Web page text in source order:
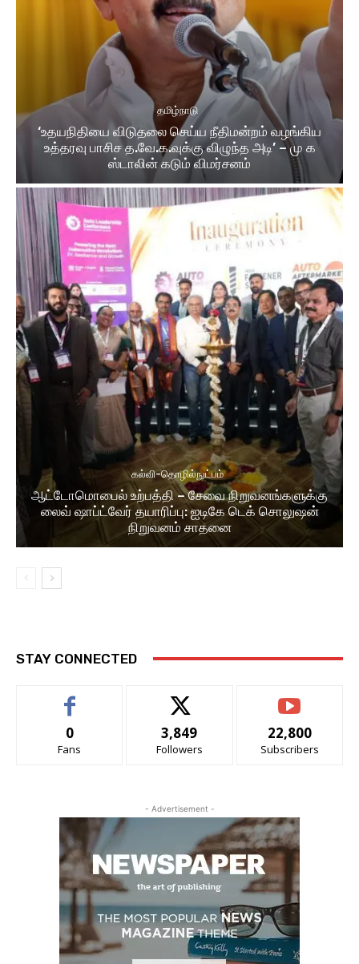
தமிழ்நாடு
‘உதயநிதியை விடுதலை செய்ய நீதிமன்றம் வழங்கிய
உத்தரவு பாசிச த.வே.க.வுக்கு விழுந்த அடி’ – மு க
ஸ்டாலின் கடும் விமர்சனம்
கல்வி-தொழில்நுட்பம்
ஆட்டோமொபைல் உற்பத்தி – சேவை நிறுவனங்களுக்கு
லைவ் ஷாப்ட்வேர் தயாரிப்பு: ஐடிகே டெக் சொலுஷன்
நிறுவனம் சாதனை
STAY CONNECTED
0
Fans
3,849
Followers
22,800
Subscribers
- Advertisement -